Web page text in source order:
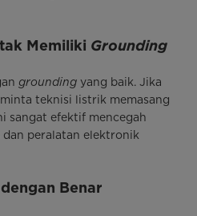
Memiliki Grounding
grounding yang baik. Jika
teknisi listrik memasang
sangat efektif mencegah
peralatan elektronik
Benar